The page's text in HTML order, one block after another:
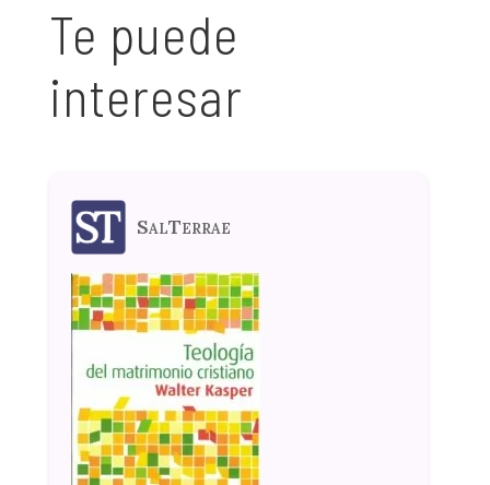
Te puede
interesar
SalTerrae